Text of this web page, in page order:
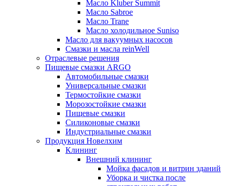
Масло Kluber Summit
Масло Sabroe
Масло Trane
Масло холодильное Suniso
Масло для вакуумных насосов
Смазки и масла reinWell
Отраслевые решения
Пищевые смазки ARGO
Автомобильные смазки
Универсальные смазки
Термостойкие смазки
Морозостойкие смазки
Пищевые смазки
Силиконовые смазки
Индустриальные смазки
Продукция Новелхим
Клининг
Внешний клининг
Мойка фасадов и витрин зданий
Уборка и чистка после